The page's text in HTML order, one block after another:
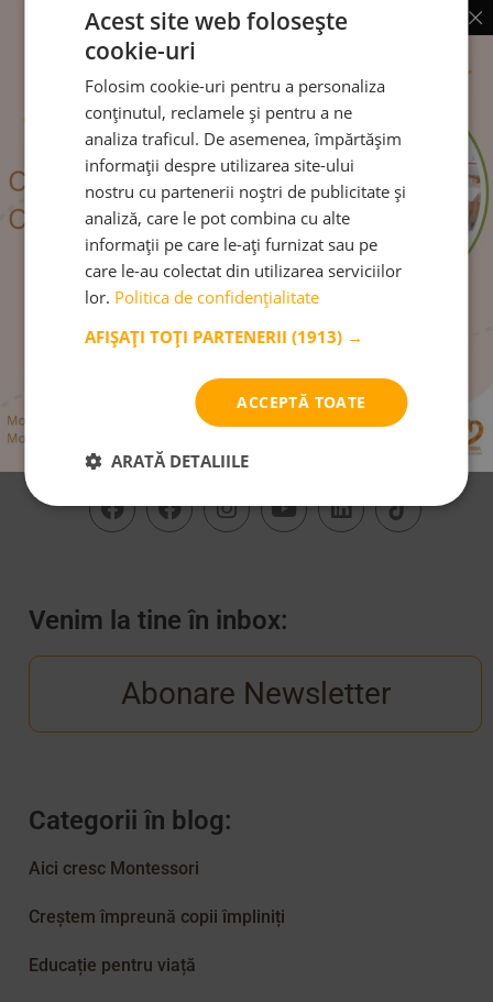
Buna dimineața, ne bucurăm să fim
împreună la Monterra!
Nevoia de continuitate și ordine este satisfăcută de rutina
zilnică.
Urmărește-ne pe:
Venim la tine în inbox:
Abonare Newsletter
Categorii în blog:
Aici cresc Montessori
Creștem împreună copii împliniți
Educație pentru viață
Acest site web folosește
cookie-uri
Folosim cookie-uri pentru a personaliza
conținutul, reclamele și pentru a ne
analiza traficul. De asemenea, împărtășim
informații despre utilizarea site-ului
nostru cu partenerii noștri de publicitate și
analiză, care le pot combina cu alte
informații pe care le-ați furnizat sau pe
care le-au colectat din utilizarea serviciilor
lor. Politica de confidențialitate
AFIȘAȚI TOȚI PARTENERII(1913) →
ACCEPTĂ TOATE
ARATĂ DETALIILE